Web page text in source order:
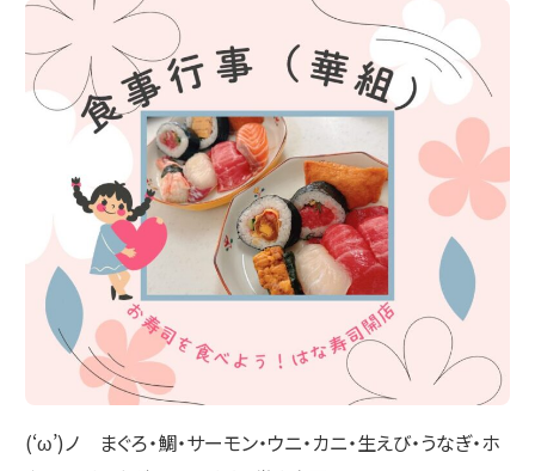
(‘ω’)ノ まぐろ・鯛・サーモン・ウニ・カニ・生えび・うなぎ・ホ